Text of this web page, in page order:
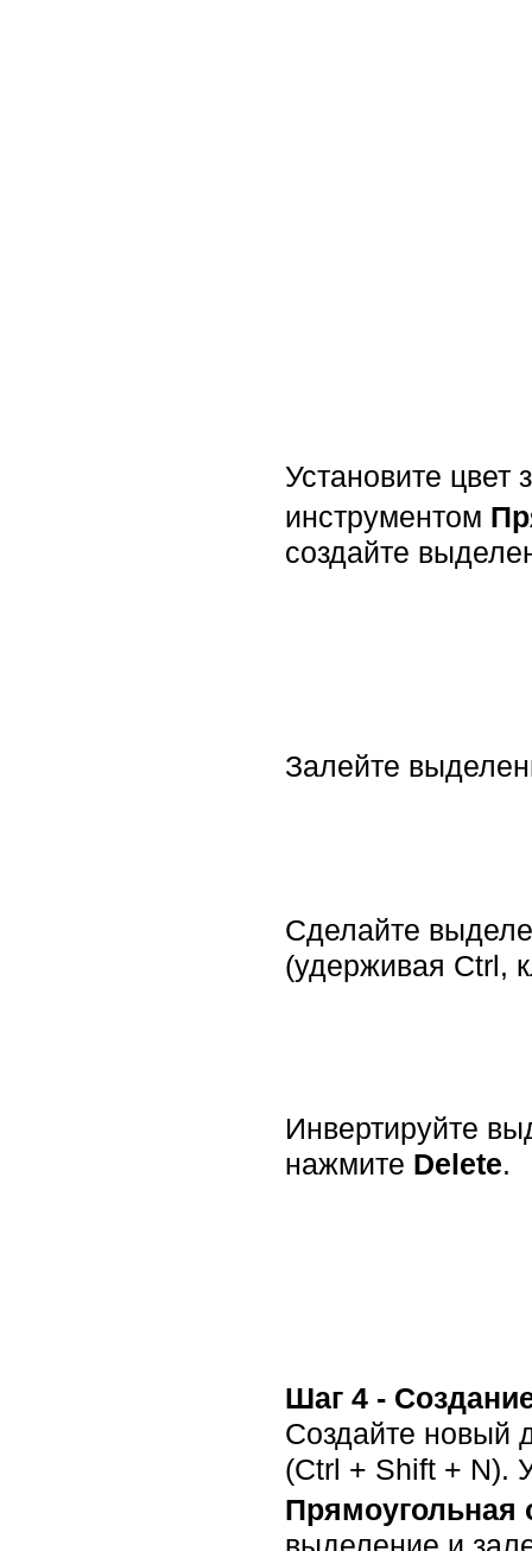
Установите
инструментом
создайте
Залейте
Сделайте
(удерживая Ctrl,
Инвертируйте
нажмите Delete.
Шаг 4 -
Создайте новый
(Ctrl + Shift + N).
Прямоугольная